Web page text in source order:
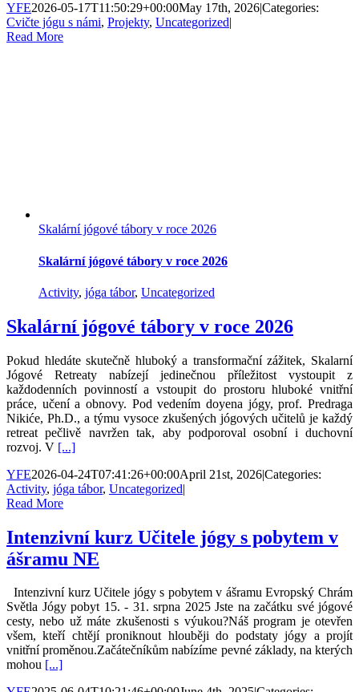
YFE2026-05-17T11:50:29+00:00May 17th, 2026|Categories:
Cvičte jógu s námi, Projekty, Uncategorized|
Read More
Skalární jógové tábory v roce 2026
Skalární jógové tábory v roce 2026
Activity, jóga tábor, Uncategorized
Skalární jógové tábory v roce 2026
Pokud hledáte skutečně hluboký a transformační zážitek, Skalarní
Jógové Retreaty nabízejí jedinečnou příležitost vystoupit z
každodenních povinností a vstoupit do prostoru hluboké vnitřní
práce, učení a obnovy. Pod vedením doyena jógy, prof. Predraga
Nikiće, Ph.D., a týmu vysoce zkušených jógových učitelů je každý
retreat pečlivě navržen tak, aby podporoval osobní i duchovní
rozvoj. V [...]
YFE2026-04-24T07:41:26+00:00April 21st, 2026|Categories:
Activity, jóga tábor, Uncategorized|
Read More
Intenzivní kurz Učitele jógy s pobytem v
ášramu NE
Intenzivní kurz Učitele jógy s pobytem v ášramu Evropský Chrám
Světla Jógy pobyt 15. - 31. srpna 2025 Jste na začátku své jógové
cesty, nebo už máte zkušenosti s výukou?Náš program je otevřen
všem, kteří chtějí proniknout hlouběji do podstaty jógy a projít
vnitřní proměnou.Začátečníkům nabízíme pevné základy, na kterých
mohou [...]